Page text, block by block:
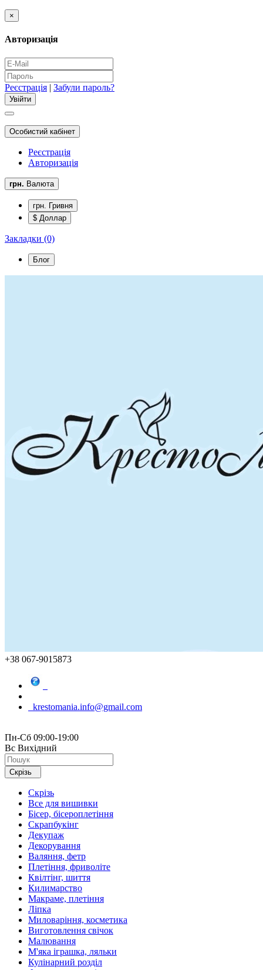
×
Авторизація
Реєстрація | Забули пароль?
Особистий кабінет
Реєстрація
Авторизація
грн. Валюта
грн. Гривня
$ Доллар
Закладки (0)
Блог
+38 067-9015873
krestomania.info@gmail.com
Пн-Сб 09:00-19:00
Вс Вихідний
Скрізь
Скрізь
Все для вишивки
Бісер, бісероплетіння
Скрапбукінг
Декупаж
Декорування
Валяння, фетр
Плетіння, фриволіте
Квілтінг, шиття
Килимарство
Макраме, плетіння
Ліпка
Миловаріння, косметика
Виготовлення свічок
Малювання
М'яка іграшка, ляльки
Кулінарний розділ